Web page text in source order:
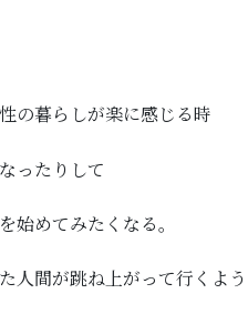
の暮らしが楽に感じる時
ったりして
始めてみたくなる。
人間が跳ね上がって行くよう